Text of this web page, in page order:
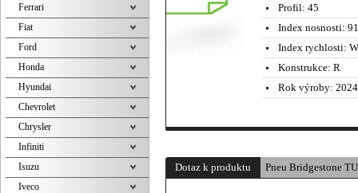
Profil: 45
Index nosnosti:
Index rychlosti:
Konstrukce: R
Rok výroby:
Dotaz k produktu Pneu Bridgestone
Ferrari
Fiat
Ford
Honda
Hyundai
Chevrolet
Chrysler
Infiniti
Isuzu
Iveco